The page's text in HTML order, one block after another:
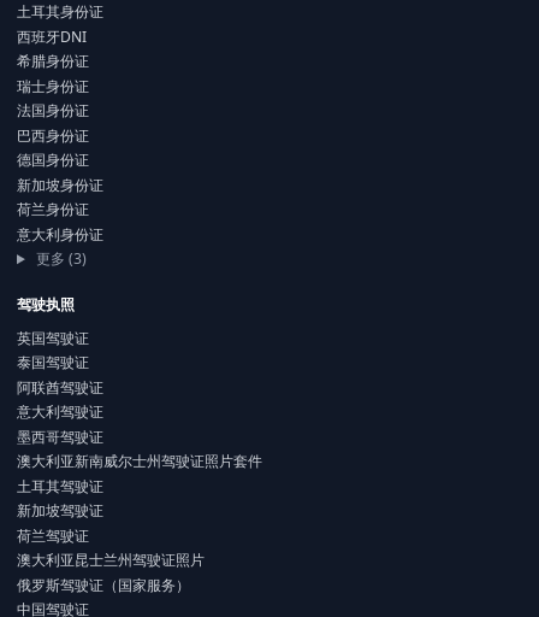
土耳其身份证
西班牙DNI
希腊身份证
瑞士身份证
法国身份证
巴西身份证
德国身份证
新加坡身份证
荷兰身份证
意大利身份证
更多 (3)
驾驶执照
英国驾驶证
泰国驾驶证
阿联酋驾驶证
意大利驾驶证
墨西哥驾驶证
澳大利亚新南威尔士州驾驶证照片套件
土耳其驾驶证
新加坡驾驶证
荷兰驾驶证
澳大利亚昆士兰州驾驶证照片
俄罗斯驾驶证（国家服务）
中国驾驶证